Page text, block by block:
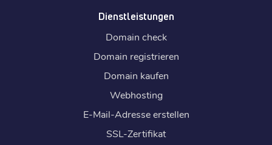
Dienstleistungen
Domain check
Domain registrieren
Domain kaufen
Webhosting
E-Mail-Adresse erstellen
SSL-Zertifikat